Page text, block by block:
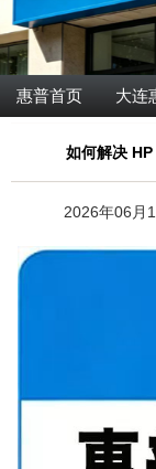
惠普首页 大连
如何解决 HP
2026年06